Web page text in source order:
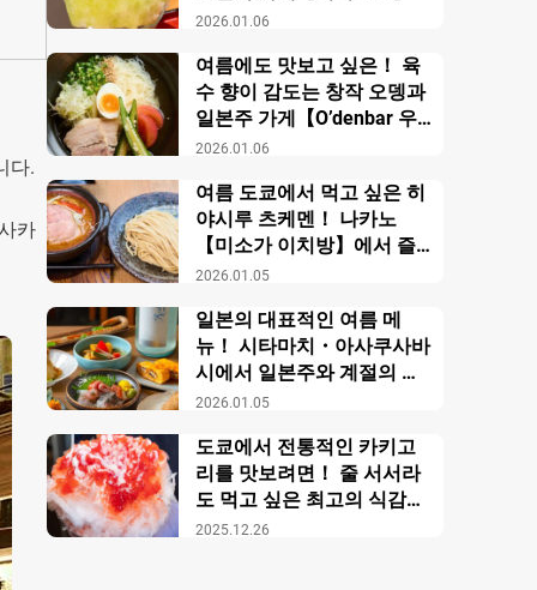
다.
카
2026.01.06
2026.01.06
여름에도 맛보고 싶은！ 육
수 향이 감도는 창작 오뎅과
일본주 가게【O’denbar 우
마미 아자부주반】
2026.01.05
여름 도쿄에서 먹고 싶은 히
야시루 츠케멘！ 나카노
【미소가 이치방】에서 즐
기는 창작 미소 라멘
2026.01.05
일본의 대표적인 여름 메
뉴！ 시타마치・아사쿠사바
시에서 일본주와 계절의 미
각을 만끽【니혼슈 바루 카
2025.12.26
도쿄에서 전통적인 카키고
리를 맛보려면！ 줄 서서라
도 먹고 싶은 최고의 식감의
비밀【우에노 카키고리 센